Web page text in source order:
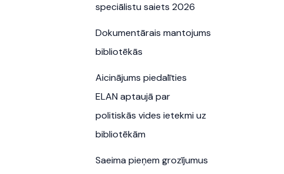
speciālistu saiets 2026
Dokumentārais mantojums
bibliotēkās
Aicinājums piedalīties
ELAN aptaujā par
politiskās vides ietekmi uz
bibliotēkām
Saeima pieņem grozījumus